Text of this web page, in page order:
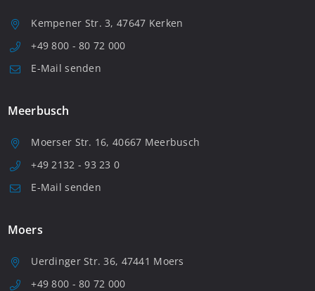
Kempener Str. 3, 47647 Kerken
+49 800 - 80 72 000
E-Mail senden
Meerbusch
Moerser Str. 16, 40667 Meerbusch
+49 2132 - 93 23 0
E-Mail senden
Moers
Uerdinger Str. 36, 47441 Moers
+49 800 - 80 72 000